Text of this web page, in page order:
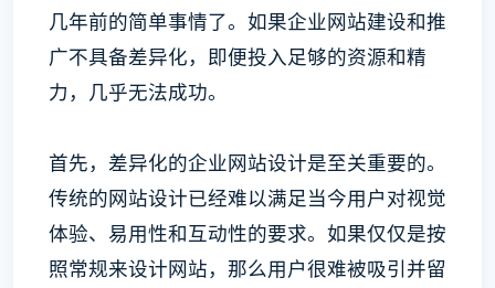
几年前的简单事情了。如果企业网站建设和推
广不具备差异化，即便投入足够的资源和精
力，几乎无法成功。
首先，差异化的企业网站设计是至关重要的。
传统的网站设计已经难以满足当今用户对视觉
体验、易用性和互动性的要求。如果仅仅是按
照常规来设计网站，那么用户很难被吸引并留